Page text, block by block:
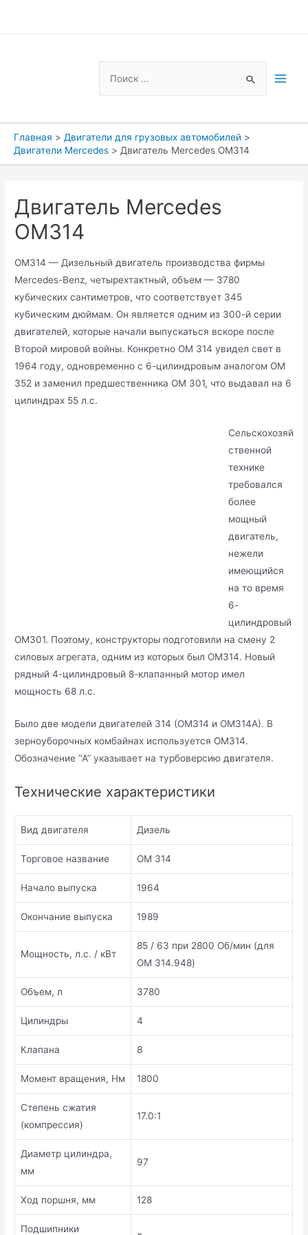
Главная
Двигатели для грузовых автомобилей
Двигатели Mercedes
Двигатель Mercedes OM314
Двигатель Mercedes
OM314
OM314 — Дизельный двигатель производства фирмы
Mercedes-Benz, четырехтактный, объем — 3780
кубических сантиметров, что соответствует 345
кубическим дюймам. Он является одним из 300-й серии
двигателей, которые начали выпускаться вскоре после
Второй мировой войны. Конкретно ОМ 314 увидел свет в
1964 году, одновременно с 6-цилиндровым аналогом ОМ
352 и заменил предшественника ОМ 301, что выдавал на 6
цилиндрах 55 л.с.
Сельскохозяй
ственной
технике
требовался
более
мощный
двигатель,
нежели
имеющийся
на то время
6-
цилиндровый
ОМ301. Поэтому, конструкторы подготовили на смену 2
силовых агрегата, одним из которых был ОМ314. Новый
рядный 4-цилиндровый 8-клапанный мотор имел
мощность 68 л.с.
Было две модели двигателей 314 (ОМ314 и ОМ314А). В
зерноуборочных комбайнах используется ОМ314.
Обозначение “A” указывает на турбоверсию двигателя.
Технические характеристики
Вид двигателя Дизель
Торговое название OM 314
Начало выпуска 1964
Окончание выпуска 1989
Мощность, л.с. / кВт
85 / 63 при 2800 Об/мин (для
OM 314.948)
Объем, л 3780
Цилиндры 4
Клапана 8
Момент вращения, Нм 1800
Степень сжатия
(компрессия)
17.0:1
Диаметр цилиндра,
мм
97
Ход поршня, мм 128
Подшипники